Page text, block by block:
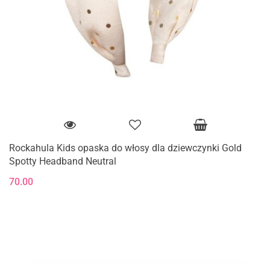
Rockahula Kids opaska do włosy dla dziewczynki Gold
Spotty Headband Neutral
70.00